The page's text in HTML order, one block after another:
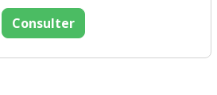
Consulter